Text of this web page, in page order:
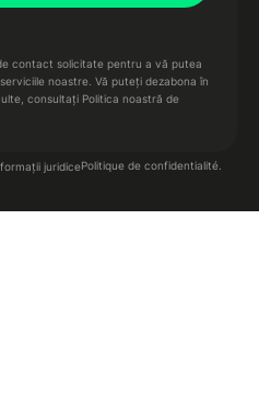
contact solicitate pentru a vă putea
noastre. Vă puteți dezabona în
consultați Politica noastră de
juridicePolitique de confidentialité.